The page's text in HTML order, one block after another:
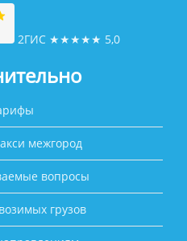
2ГИС ★★★★★ 5,0
межгород
вопросы
грузов